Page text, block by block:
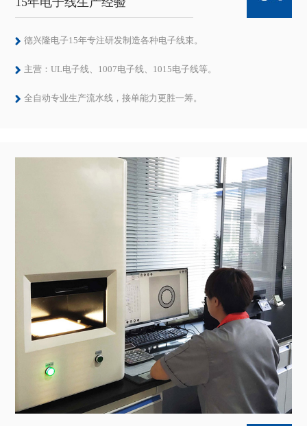
德兴隆电子15年专注研发制造各种电子线束。
主营：UL电子线、1007电子线、1015电子线等。
全自动专业生产流水线，接单能力更胜一筹。